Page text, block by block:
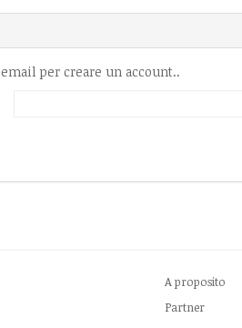
per creare un account..
A proposito
Partner